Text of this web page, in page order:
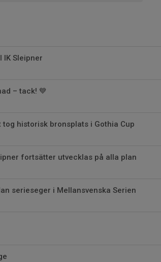
IK Sleipner
– tack! 💙
tog historisk bronsplats i Gothia Cup
fortsätter utvecklas på alla plan
serieseger i Mellansvenska Serien